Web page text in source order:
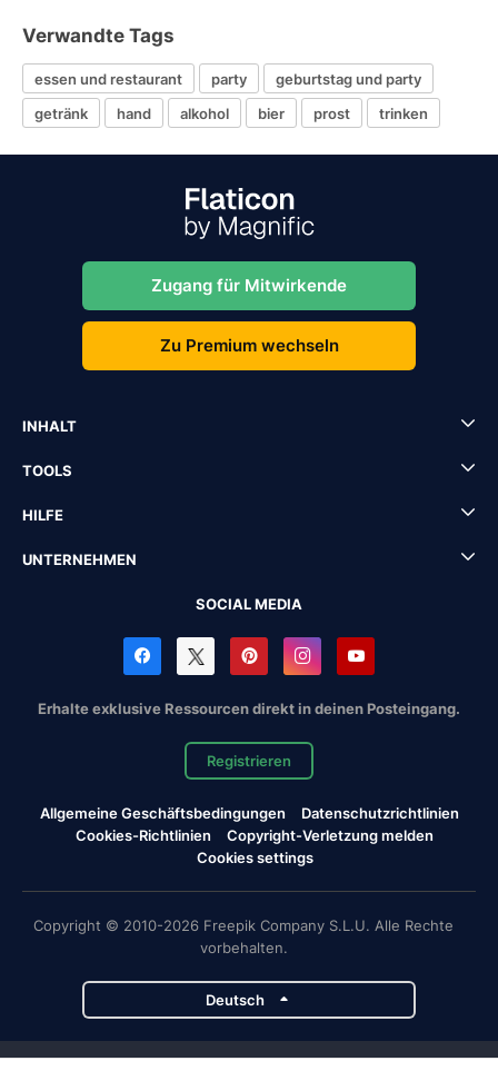
Verwandte Tags
essen und restaurant party
geburtstag und party
getränk
hand alkohol bier prost trinken
Zugang für Mitwirkende
Zu Premium wechseln
INHALT
TOOLS
HILFE
UNTERNEHMEN
SOCIAL MEDIA
Erhalte exklusive Ressourcen direkt in deinen Posteingang.
Registrieren
Allgemeine Geschäftsbedingungen
Datenschutzrichtlinien
Cookies-Richtlinien
Copyright-Verletzung melden
Cookies settings
Copyright © 2010-2026 Freepik Company S.L.U. Alle Rechte
vorbehalten.
Deutsch